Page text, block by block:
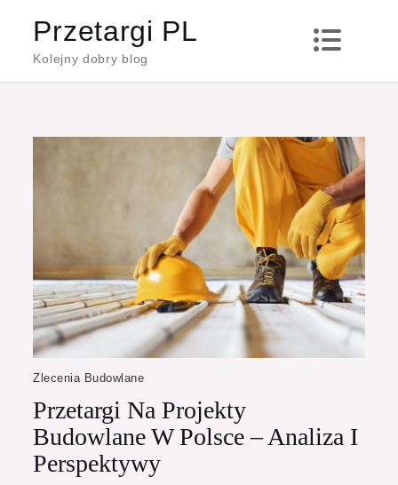
content
Przetargi PL
Kolejny dobry blog
Zlecenia Budowlane
Przetargi Na Projekty
Budowlane W Polsce – Analiza I
Perspektywy